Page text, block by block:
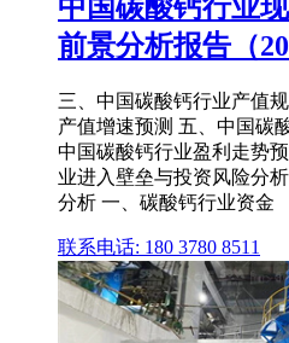
中国碳酸钙行业
前景分析报告（
三、中国碳酸钙行业产值
产值增速预测 五、中国碳
中国碳酸钙行业盈利走势
业进入壁垒与投资风险分
分析 一、碳酸钙行业资金
联系电话: 180 3780 8511